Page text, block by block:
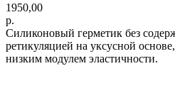
1950,00
р.
Силиконовый герметик без
ретикуляцией на уксусной
низким модулем эластичности.